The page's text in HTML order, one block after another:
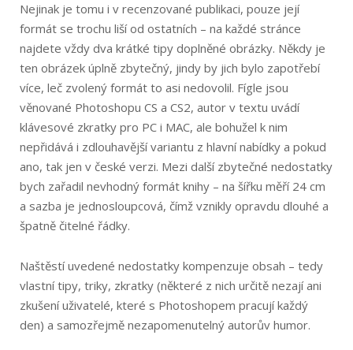
Nejinak je tomu i v recenzované publikaci, pouze její
formát se trochu liší od ostatních – na každé stránce
najdete vždy dva krátké tipy doplněné obrázky. Někdy je
ten obrázek úplně zbytečný, jindy by jich bylo zapotřebí
více, leč zvolený formát to asi nedovolil. Fígle jsou
věnované Photoshopu CS a CS2, autor v textu uvádí
klávesové zkratky pro PC i MAC, ale bohužel k nim
nepřidává i zdlouhavější variantu z hlavní nabídky a pokud
ano, tak jen v české verzi. Mezi další zbytečné nedostatky
bych zařadil nevhodný formát knihy – na šířku měří 24 cm
a sazba je jednosloupcová, čímž vznikly opravdu dlouhé a
špatně čitelné řádky.
Naštěstí uvedené nedostatky kompenzuje obsah – tedy
vlastní tipy, triky, zkratky (některé z nich určitě nezají ani
zkušení uživatelé, které s Photoshopem pracují každý
den) a samozřejmě nezapomenutelný autorův humor.